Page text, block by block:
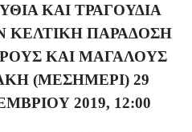
ΚΑΙ ΤΡΑΓΟΥΔΙΑ
ΚΕΛΤΙΚΗ ΠΑΡΑΔΟΣΗ
ΚΑΙ ΜΑΓΑΛΟΥΣ
(ΜΕΣΗΜΕΡΙ) 29
2019, 12:00